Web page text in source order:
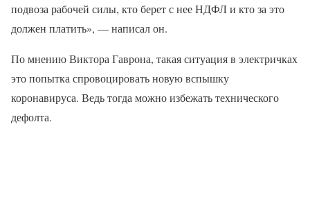
подвоза рабочей силы, кто берет с нее НДФЛ и кто за это
должен платить», — написал он.
По мнению Виктора Гаврона, такая ситуация в электричках
это попытка спровоцировать новую вспышку
коронавируса. Ведь тогда можно избежать технического
дефолта.